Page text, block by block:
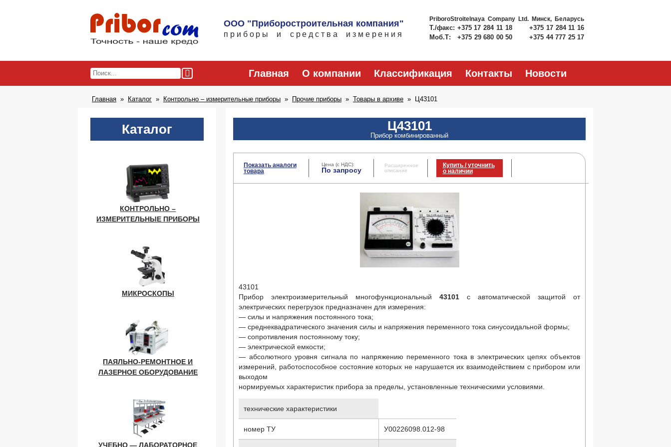
ООО "Приборостроительная компания"
приборы и средства измерения
PriboroStroitelnaya Company Ltd. Минск, Беларусь
Т./факс: +375 17 284 11 18
+375 17 284 11 16
Моб.Т:
+375 29 680 00 50 +375 44 777 25 17
Главная О компании Классификация Контакты Новости
Главная Каталог Контрольно – измерительные приборы Прочие приборы Товары в архиве Ц43101
Каталог
КОНТРОЛЬНО –
ИЗМЕРИТЕЛЬНЫЕ ПРИБОРЫ
МИКРОСКОПЫ
ПАЯЛЬНО-РЕМОНТНОЕ И
ЛАЗЕРНОЕ ОБОРУДОВАНИЕ
УЧЕБНО — ЛАБОРАТОРНОЕ
Ц43101
Прибор комбинированный
Показать аналоги
товара
Цена (с НДС):
По запросу
Расширенное
описание
Купить / уточнить
о наличии
43101
Прибор электроизмерительный многофункциональный
43101 с автоматической защитой от
электрических перегрузок предназначен для измерения:
— силы и напряжения постоянного тока;
— среднеквадратического значения силы и напряжения переменного тока синусоидальной формы;
— сопротивления постоянному току;
— электрической емкости;
— абсолютного уровня сигнала по напряжению переменного тока в электрических цепях объектов
измерений, работоспособное состояние которых не нарушается их взаимодействием с прибором или
выходом
нормируемых характеристик прибора за пределы, установленные техническими условиями.
технические характеристики
номер ТУ У00226098.012-98